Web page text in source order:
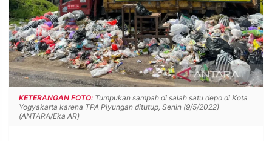
PRIVACY
POLICY
BERITA
WARGA
INFORMASI
IKLAN
KIRIM
TULISAN
PENGADUAN TERM
OF
SERVICE
KETERANGAN FOTO: Tumpukan sampah di salah satu depo di Kota
Yogyakarta karena TPA Piyungan ditutup, Senin (9/5/2022)
(ANTARA/Eka AR)